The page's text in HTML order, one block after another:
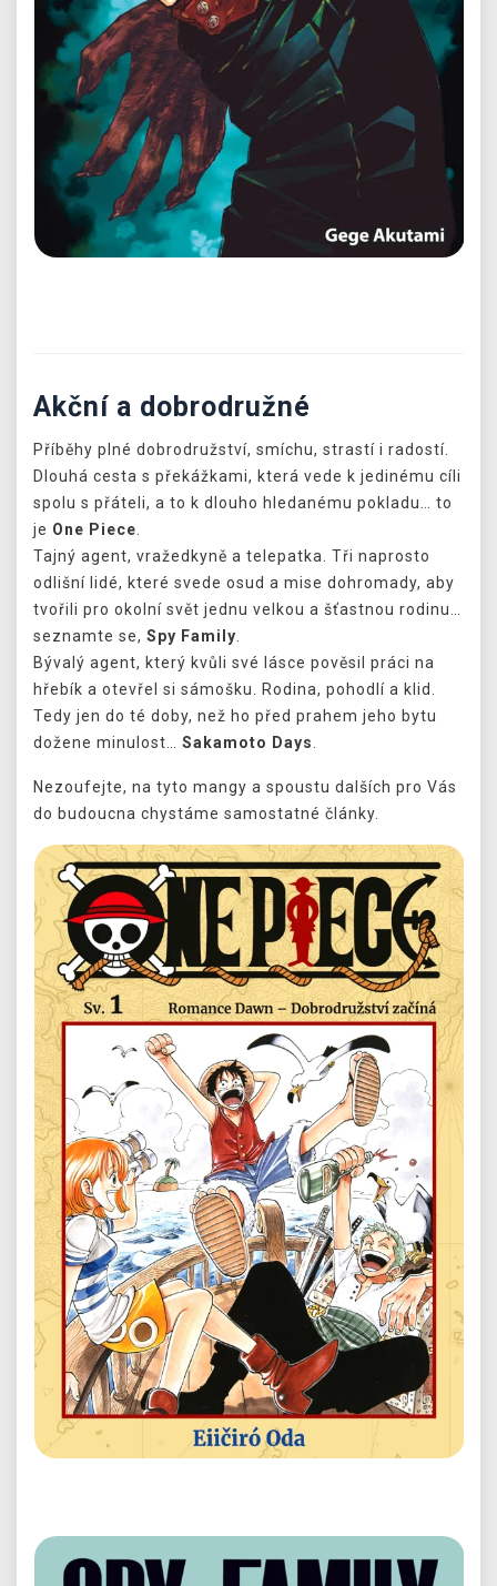
Akční a dobrodružné
Příběhy plné dobrodružství, smíchu, strastí i radostí.
Dlouhá cesta s překážkami, která vede k jedinému cíli
spolu s přáteli, a to k dlouho hledanému pokladu… to
je One Piece.
Tajný agent, vražedkyně a telepatka. Tři naprosto
odlišní lidé, které svede osud a mise dohromady, aby
tvořili pro okolní svět jednu velkou a šťastnou rodinu…
seznamte se, Spy Family.
Bývalý agent, který kvůli své lásce pověsil práci na
hřebík a otevřel si sámošku. Rodina, pohodlí a klid.
Tedy jen do té doby, než ho před prahem jeho bytu
dožene minulost… Sakamoto Days.
Nezoufejte, na tyto mangy a spoustu dalších pro Vás
do budoucna chystáme samostatné články.